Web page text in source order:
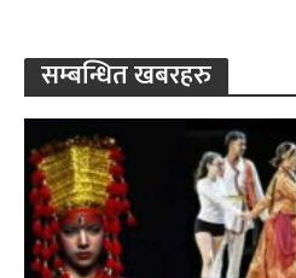
सम्बन्धित खबरहरु